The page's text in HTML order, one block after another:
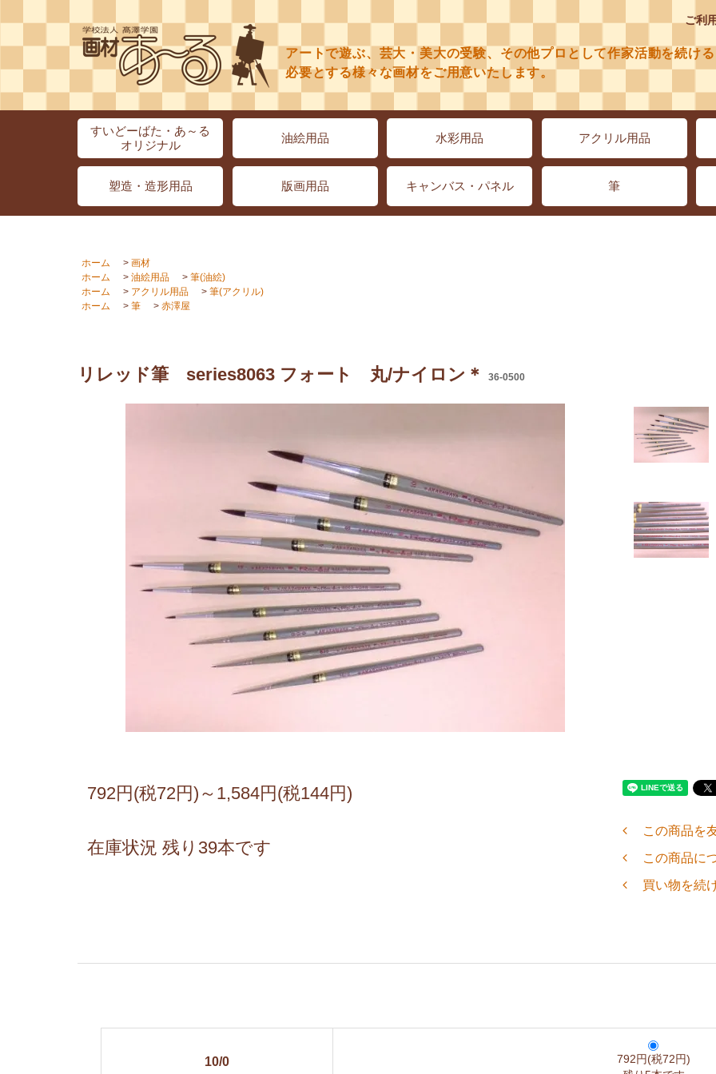
アートで遊ぶ、芸大・美大の受験、その他プロとして作家活動を続け
必要とする様々な画材をご用意いたします。
ご利
すいどーばた・あ～る
オリジナル
油絵用品 水彩用品 アクリル用品
塑造・造形用品 版画用品 キャンバス・パネル 筆
ホーム > 画材
ホーム
> 油絵用品 > 筆(油絵)
ホーム
> アクリル用品 > 筆(アクリル)
ホーム
> 筆 > 赤澤屋
リレッド筆 series8063 フォート 丸/ナイロン＊ 36-0500
792円(税72円)～1,584円(税144円)
在庫状況 残り39本です
この商品を
この商品に
買い物を続
10/0
792円(税72円)